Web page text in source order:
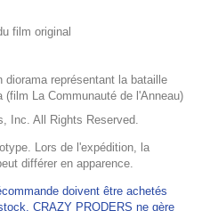
film original
représentant la bataille
La Communauté de l'Anneau)
Inc. All Rights Reserved.
Lors de l'expédition, la
différer en apparence.
doivent être achetés
CRAZY PRODERS ne gère